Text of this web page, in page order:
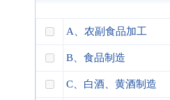
A、农副食品加工
B、食品制造
C、白酒、黄酒制造